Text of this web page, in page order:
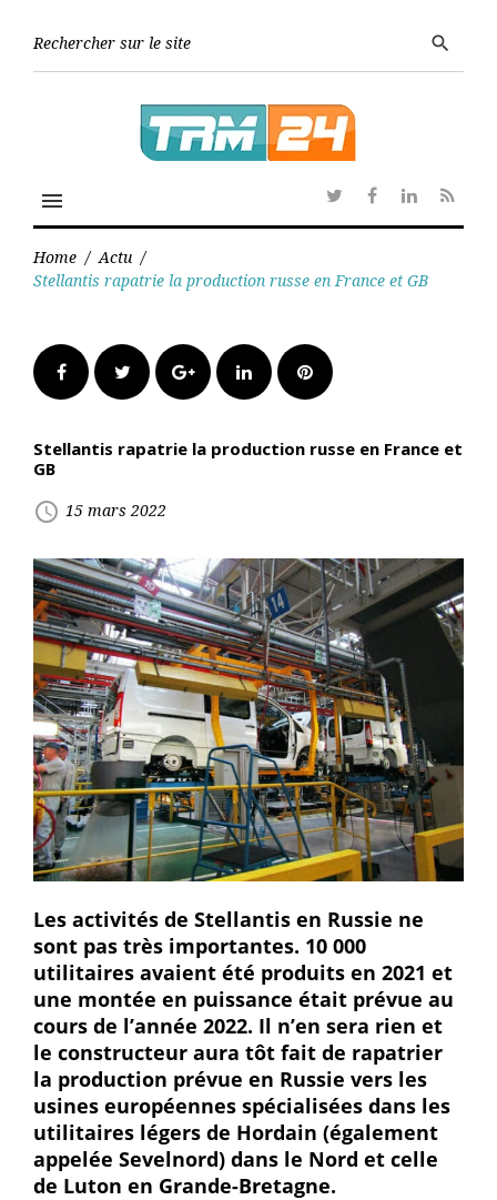
search
menu
TwitterFacebook
Linkedin
RSS
Home / Actu /
Stellantis rapatrie la production russe en France et GB
FacebookTwitter Google+LinkedInPinterest
Stellantis rapatrie la production russe en France et
GB
access_time 15 mars 2022
Les activités de Stellantis en Russie ne
sont pas très importantes. 10 000
utilitaires avaient été produits en 2021 et
une montée en puissance était prévue au
cours de l’année 2022. Il n’en sera rien et
le constructeur aura tôt fait de rapatrier
la production prévue en Russie vers les
usines européennes spécialisées dans les
utilitaires légers de Hordain (également
appelée Sevelnord) dans le Nord et celle
de Luton en Grande-Bretagne.